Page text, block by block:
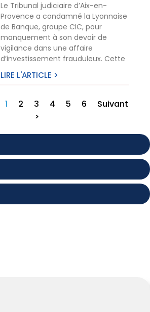
Le Tribunal judiciaire d’Aix-en-
Provence a condamné la Lyonnaise
de Banque, groupe CIC, pour
manquement à son devoir de
vigilance dans une affaire
d’investissement frauduleux. Cette
LIRE L'ARTICLE >
1 2 3 4 5 6
Suivant
>